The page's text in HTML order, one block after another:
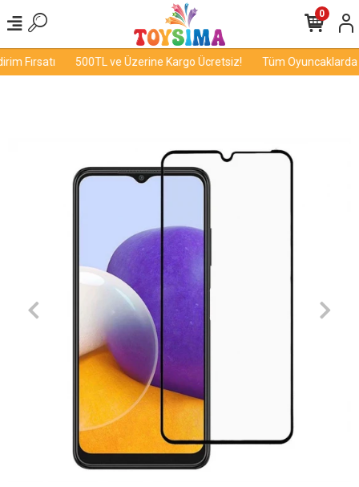
Fırsatı 500TL ve Üzerine Kargo Ücretsiz! Tüm Oyuncaklarda
0